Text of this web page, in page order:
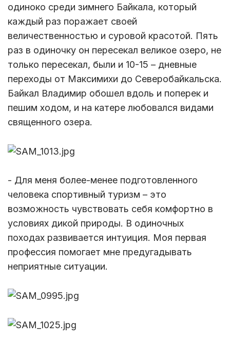
одиноко среди зимнего Байкала, который
каждый раз поражает своей
величественностью и суровой красотой. Пять
раз в одиночку он пересекал великое озеро, не
только пересекал, были и 10-15 – дневные
переходы от Максимихи до Северобайкальска.
Байкал Владимир обошел вдоль и поперек и
пешим ходом, и на катере любовался видами
священного озера.
- Для меня более-менее подготовленного
человека спортивный туризм – это
возможность чувствовать себя комфортно в
условиях дикой природы. В одиночных
походах развивается интуиция. Моя первая
профессия помогает мне предугадывать
неприятные ситуации.